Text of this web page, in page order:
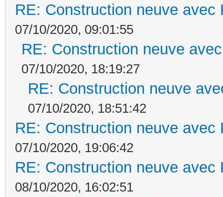
RE: Construction neuve avec
07/10/2020, 09:01:55
RE: Construction neuve
07/10/2020, 18:19:27
RE: Construction neuve
07/10/2020, 18:51:42
RE: Construction neuve avec
07/10/2020, 19:06:42
RE: Construction neuve avec
08/10/2020, 16:02:51